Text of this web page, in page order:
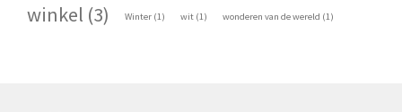
winkel (3) Winter (1) wit (1) wonderen van de wereld (1)